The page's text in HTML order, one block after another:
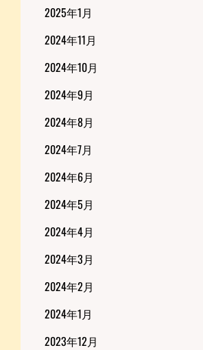
2025年1月
2024年11月
2024年10月
2024年9月
2024年8月
2024年7月
2024年6月
2024年5月
2024年4月
2024年3月
2024年2月
2024年1月
2023年12月